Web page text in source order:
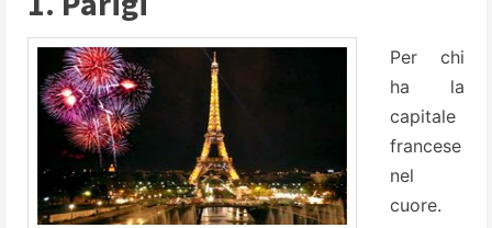
Per chi
ha la
capitale
francese
nel
cuore.